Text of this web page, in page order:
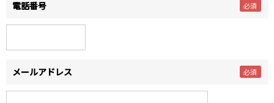
電話番号
メールアドレス